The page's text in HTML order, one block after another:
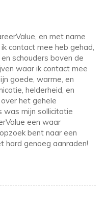
en met name
contact mee heb gehad,
schouders boven de
waar ik contact mee
goede, warme, en
helderheid, en
het gehele
was mijn sollicitatie
een waar
bent naar een
hard genoeg aanraden!